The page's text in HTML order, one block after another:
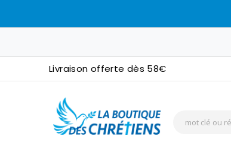
Livraison offerte dès 58€